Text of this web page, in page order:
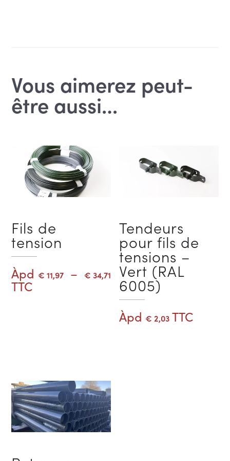
Vous aimerez peut-
être aussi…
Fils de
tension
Àpd € 11,97 – € 34,71Plage
de
prix :
€ 11,97
TTC
Tendeurs
pour fils de
tensions –
Vert (RAL
6005)
Àpd€ 2,03 TTC